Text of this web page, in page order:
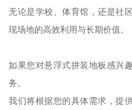
无论是学校、体育馆，还是社
现场地的高效利用与长期价值。
如果您对悬浮式拼装地板感兴
务。
我们将根据您的具体需求，提